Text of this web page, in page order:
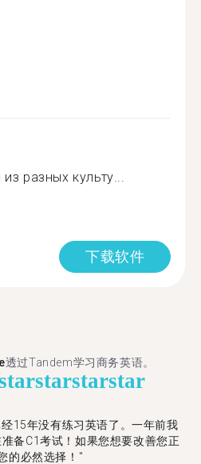
разных культу...
下载软件
透过Tandem学习商务英语。
starstarstar
15年没有练习英语了。一年前我
备C1考试！如果您想要改善您正
的必然选择！"